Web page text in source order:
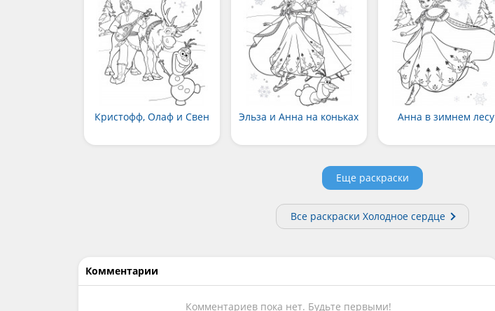
Кристофф, Олаф и Свен Эльза и Анна на коньках Анна в зимнем лесу
Еще раскраски
Все раскраски Холодное сердце
Комментарии
Комментариев пока нет. Будьте первыми!